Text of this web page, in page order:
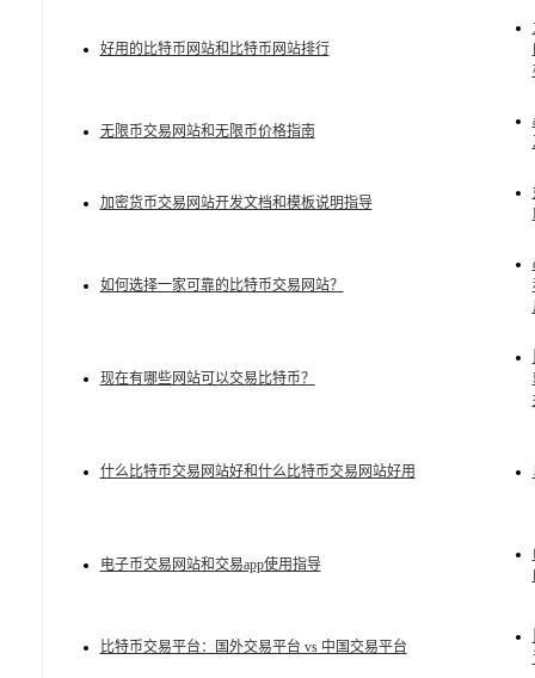
好用的比特币网站和比特币网站排行
无限币交易网站和无限币价格指南
加密货币交易网站开发文档和模板说明指导
如何选择一家可靠的比特币交易网站？
现在有哪些网站可以交易比特币？
什么比特币交易网站好和什么比特币交易网站好用
电子币交易网站和交易app使用指导
比特币交易平台：国外交易平台 vs 中国交易平台